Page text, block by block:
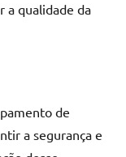
a qualidade da
de
a segurança e